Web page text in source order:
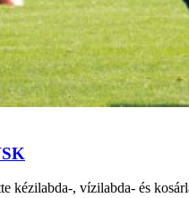
kézilabda-, vízilabda- és